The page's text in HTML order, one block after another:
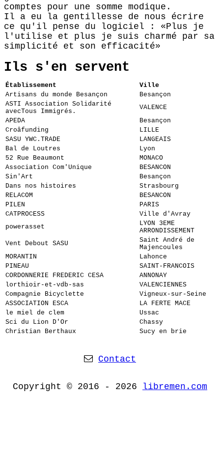
comptes pour une somme modique.
Il a eu la gentillesse de nous écrire
ce qu'il pense du logiciel :
Plus je
l'utilise et plus je suis charmé par sa
simplicité et son efficacité
Ils s'en servent
Établissement
Ville
Artisans du monde Besançon
Besançon
ASTI Association Solidarité
avecTous Immigrés.
VALENCE
APEDA
Besançon
Croâfunding
LILLE
SASU YWC.TRADE
LANGEAIS
Bal de Loutres
Lyon
52 Rue Beaumont
MONACO
Association Com'Unique
BESANCON
Sin'Art
Besançon
Dans nos histoires
Strasbourg
RELACOM
BESANCON
PILEN
PARIS
CATPROCESS
Ville d'Avray
powerasset
LYON 3EME
ARRONDISSEMENT
Vent Debout SASU
Saint André de
Majencoules
MORANTIN
Lahonce
PINEAU
SAINT-FRANCOIS
CORDONNERIE FREDERIC CESA
ANNONAY
lorthioir-et-vdb-sas
VALENCIENNES
Compagnie Bicyclette
Vigneux-sur-Seine
ASSOCIATION ESCA
LA FERTE MACE
le miel de clem
Ussac
Sci du Lion D'Or
Chassy
Christian Berthaux
Sucy en brie
Contact
Copyright © 2016 - 2026 libremen.com